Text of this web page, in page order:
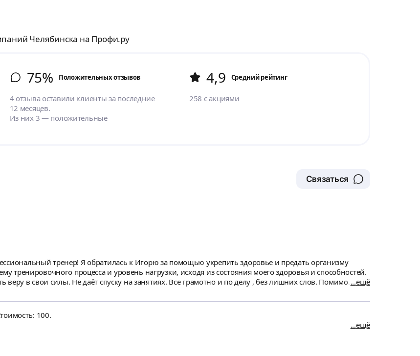
Челябинска на Профи.ру
75% Положительных отзывов
4 отзыва оставили клиенты за последние
12 месяцев.
Из них 3 — положительные
4,9 Cредний рейтинг
258 с акциями
Связаться
укрепить здоровье и предать организму
в свои силы. Не даёт спуску на занятиях. Все грамотно и по делу , без лишних слов. Помимо
ещё
100.
ещё